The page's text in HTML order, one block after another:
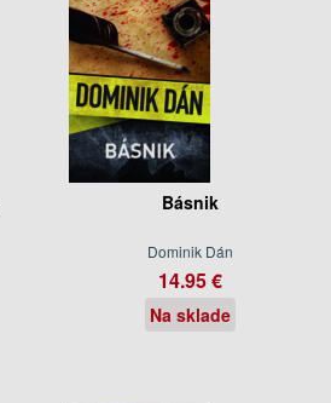
Básnik
Dominik Dán
14.95 €
Na sklade